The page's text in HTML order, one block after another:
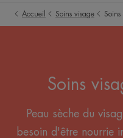
Accueil Soins visage
Soins
Peau sèche du
besoin d'être nourrie